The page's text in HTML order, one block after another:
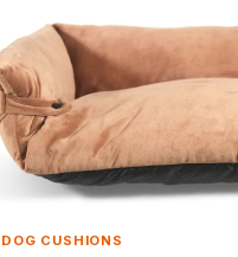
DOG CUSHIONS